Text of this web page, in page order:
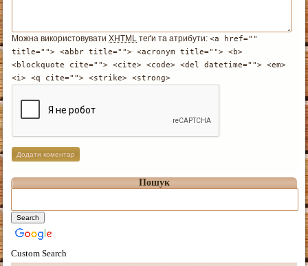
Можна використовуватиXHTML теґи та атрибути:<a href=""
title=""> <abbr title=""> <acronym title=""> <b>
<blockquote cite=""> <cite> <code> <del datetime=""> <em>
<i> <q cite=""> <strike> <strong>
Пошук
Custom Search